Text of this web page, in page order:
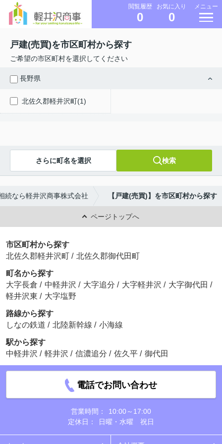
閲覧履歴
0
お気に入り
0
メニュー
戸建(売買)を市区町村から探す
ご希望の市区町村を選択してください
長野県
北佐久郡軽井沢町(1)
さらに町名を選択 検索
続なら軽井沢商事株式会社 【戸建(売買)】を市区町村から探す
ページトップへ
市区町村から探す
北佐久郡軽井沢町 / 北佐久郡御代田町
町名から探す
大字長倉 / 中軽井沢 / 大字追分 / 大字軽井沢 / 大字御代田 /
軽井沢東 / 大字塩野
路線から探す
しなの鉄道 / 北陸新幹線 / 小海線
駅から探す
中軽井沢 / 軽井沢 / 信濃追分 / 佐久平 / 御代田
電話でお問い合わせ
営業時間：
10:00～17:00
定休日：
日曜・水曜 祝日